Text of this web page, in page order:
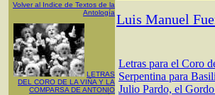
Volver al Indice de Textos de la
Antología
LETRAS
DEL CORO DE LA VIÑA Y LA
COMPARSA DE ANTONIO
Luis Manuel
Letras para el Coro
Serpentina para
Julio Pardo, el